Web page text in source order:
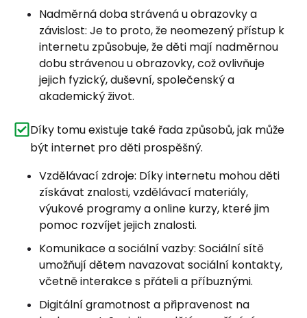
Nadměrná doba strávená u obrazovky a
závislost: Je to proto, že neomezený přístup k
internetu způsobuje, že děti mají nadměrnou
dobu strávenou u obrazovky, což ovlivňuje
jejich fyzický, duševní, společenský a
akademický život.
Díky tomu existuje také řada způsobů, jak může
být internet pro děti prospěšný.
Vzdělávací zdroje: Díky internetu mohou děti
získávat znalosti, vzdělávací materiály,
výukové programy a online kurzy, které jim
pomoc rozvíjet jejich znalosti.
Komunikace a sociální vazby: Sociální sítě
umožňují dětem navazovat sociální kontakty,
včetně interakce s přáteli a příbuznými.
Digitální gramotnost a připravenost na